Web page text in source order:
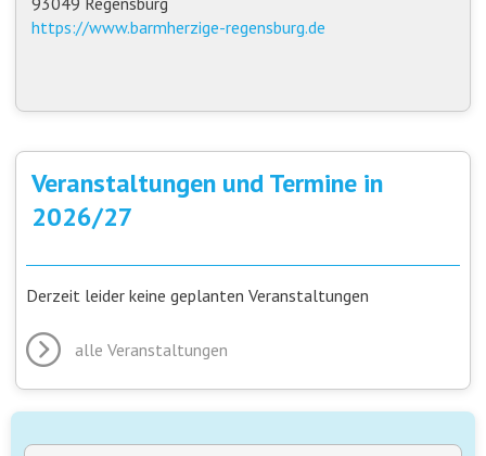
https://www.barmherzige-regensburg.de
Veranstaltungen und Termine in
2026/27
Derzeit leider keine geplanten Veranstaltungen
alle Veranstaltungen